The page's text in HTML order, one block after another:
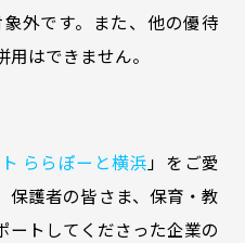
外です。また、他の優待
はできません。
ららぽーと横浜 」をご愛
保護者の皆さま、保育・教
ートしてくださった企業の